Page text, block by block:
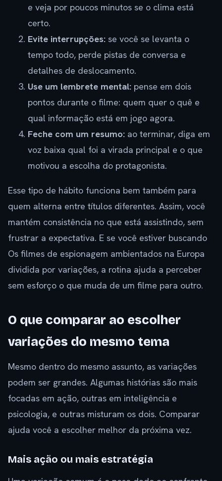
e veja por poucos minutos se o clima está
certo.
Evite interrupções: se você se levanta o
tempo todo, perde pistas de conversa e
detalhes de deslocamento.
Use um lembrete mental: pense em dois
pontos durante o filme: quem quer o quê e
qual informação está em jogo agora.
Feche com um resumo: ao terminar, diga em
voz baixa qual foi a virada principal e o que
motivou a escolha do protagonista.
Esse tipo de hábito funciona bem também para
quem alterna entre títulos diferentes. Assim, você
mantém consistência no que está assistindo, sem
frustrar a expectativa. E se você estiver buscando
Os filmes de espionagem ambientados na Europa
dividida por variações, a rotina ajuda a perceber
sem esforço o que muda de um filme para outro.
O que comparar ao escolher
variações do mesmo tema
Mesmo dentro do mesmo assunto, as variações
podem ser grandes. Algumas histórias são mais
focadas em ação, outras em inteligência e
psicologia, e outras misturam os dois. Comparar
ajuda você a escolher melhor da próxima vez.
Mais ação ou mais estratégia